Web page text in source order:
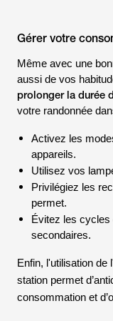
Gérer votre
Même avec une
aussi de vos
prolonger la durée
votre randonnée
Activez les
appareils.
Utilisez vos
Privilégiez les
permet.
Évitez les cycles
secondaires.
Enfin, l'utilisation
station permet
consommation et